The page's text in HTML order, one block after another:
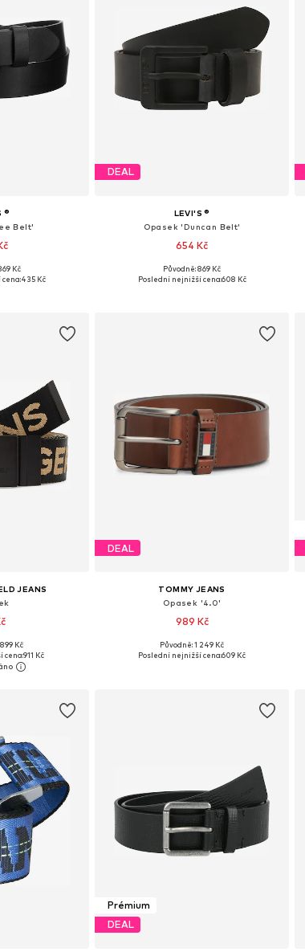
®
Belt'
+3
velikostech
Kč
435 Kč
DEAL
LEVI'S ®
Opasek 'Duncan Belt'
654 Kč
Dostupné v mnoha velikostech
Původně: 869 Kč
Poslední nejnižší cena:608 Kč
JEANS
80-105
Kč
cena:911 Kč
DEAL
TOMMY JEANS
Opasek '4.0'
989 Kč
Dostupné v mnoha velikostech
Původně: 1 249 Kč
Poslední nejnižší cena:609 Kč
Prémium
DEAL